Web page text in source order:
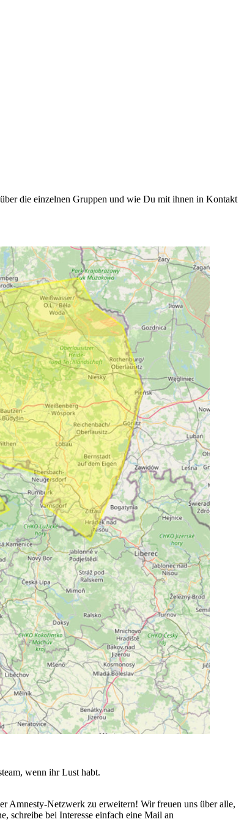
die einzelnen Gruppen und wie Du mit ihnen in Kontakt
wenn ihr Lust habt.
Amnesty-Netzwerk zu erweitern! Wir freuen uns über alle,
schreibe bei Interesse einfach eine Mail an